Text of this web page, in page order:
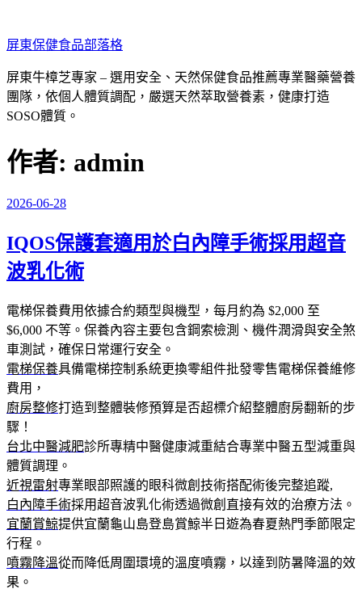
至
主
要
內
容
屏東保健食品部落格
屏東牛樟芝專家 – 選用安全、天然保健食品推薦專業醫藥營養
團隊，依個人體質調配，嚴選天然萃取營養素，健康打造
SOSO體質。
作者: admin
發
於
2026-06-28
IQOS保護套適用於白內障手術採用超音
波乳化術
電梯保養費用依據合約類型與機型，每月約為 $2,000 至
$6,000 不等。保養內容主要包含鋼索檢測、機件潤滑與安全煞
車測試，確保日常運行安全。
電梯保養具備電梯控制系統更換零組件批發零售電梯保養維修
費用，
廚房整修打造到整體裝修預算是否超標介紹整體廚房翻新的步
驟！
台北中醫減肥診所專精中醫健康減重結合專業中醫五型減重與
體質調理。
近視雷射專業眼部照護的眼科微創技術搭配術後完整追蹤,
白內障手術採用超音波乳化術透過微創直接有效的治療方法。
宜蘭賞鯨提供宜蘭龜山島登島賞鯨半日遊為春夏熱門季節限定
行程。
噴霧降溫從而降低周圍環境的溫度噴霧，以達到防暑降溫的效
果。